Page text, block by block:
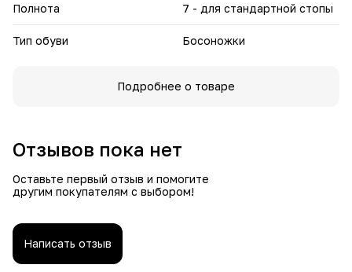
Полнота 7 - для стандартной стопы
Тип обуви Босоножки
Подробнее о товаре
Отзывов пока нет
Оставьте первый отзыв и помогите
другим покупателям с выбором!
Написать отзыв